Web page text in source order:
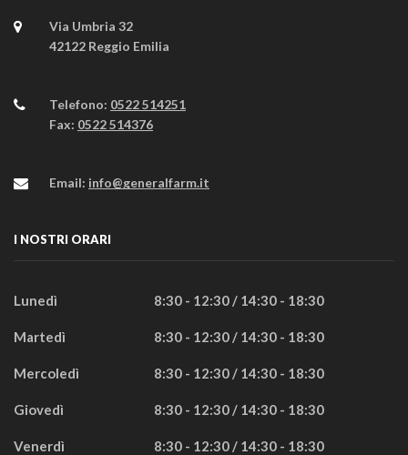
Via Umbria 32
42122 Reggio Emilia
Telefono: 0522 514251
Fax: 0522 514376
Email: info@generalfarm.it
I NOSTRI ORARI
Lunedì 8:30 - 12:30 / 14:30 - 18:30
Martedì 8:30 - 12:30 / 14:30 - 18:30
Mercoledì 8:30 - 12:30 / 14:30 - 18:30
Giovedì 8:30 - 12:30 / 14:30 - 18:30
Venerdì 8:30 - 12:30 / 14:30 - 18:30